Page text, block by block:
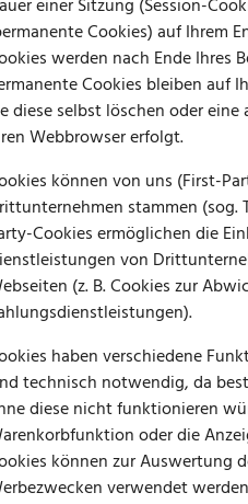
einer Sitzung (Session-
Cookies) auf Ihrem
werden nach Ende Ihres
Cookies bleiben auf
diese selbst löschen oder
Webbrowser erfolgt.
können von uns (First-
stammen (sog.
Cookies ermöglichen die
von
(z. B. Cookies zur
haben verschiedene
technisch notwendig, da
diese nicht funktionieren
oder die
können zur Auswertung
verwendet